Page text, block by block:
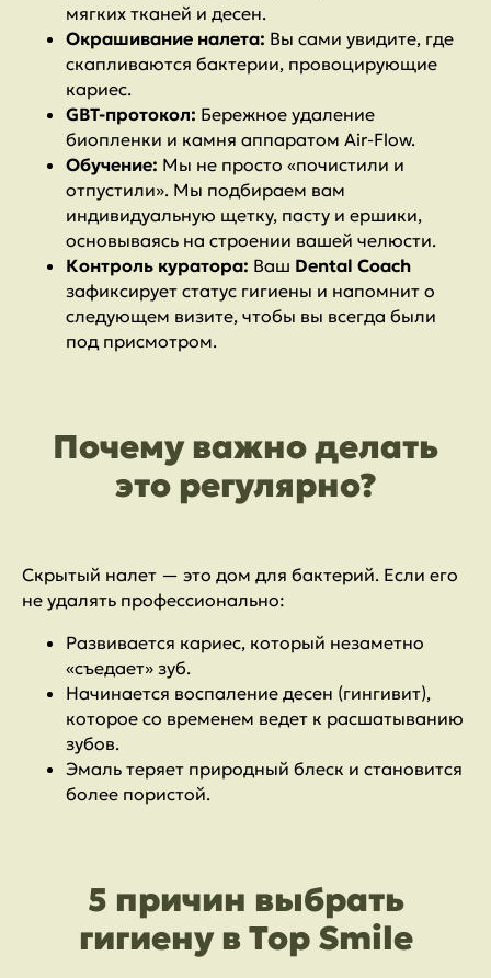
мягких тканей и десен.
Окрашивание налета: Вы сами увидите, где
скапливаются бактерии, провоцирующие
кариес.
GBT-протокол: Бережное удаление
биопленки и камня аппаратом Air-Flow.
Обучение: Мы не просто «почистили и
отпустили». Мы подбираем вам
индивидуальную щетку, пасту и ершики,
основываясь на строении вашей челюсти.
Контроль куратора: Ваш Dental Coach
зафиксирует статус гигиены и напомнит о
следующем визите, чтобы вы всегда были
под присмотром.
Почему важно делать
это регулярно?
Скрытый налет — это дом для бактерий. Если его
не удалять профессионально:
Развивается кариес, который незаметно
«съедает» зуб.
Начинается воспаление десен (гингивит),
которое со временем ведет к расшатыванию
зубов.
Эмаль теряет природный блеск и становится
более пористой.
5 причин выбрать
гигиену в Top Smile